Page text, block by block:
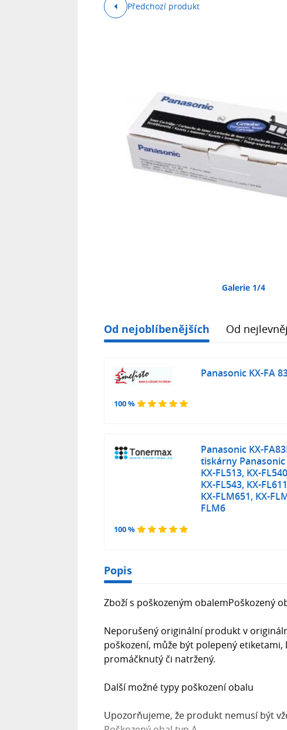
Předchozí produkt
Galerie 1/4
Od nejoblíbenějších Od
100 %
Panasonic KX-FA
100 %
Panasonic KX-
tiskárny Panasonic
KX-FL513, KX-
KX-FL543, KX-
KX-FLM651, KX-
FLM6
Popis
Zboží s poškozeným obalemPoškozený
Neporušený originální produkt v
poškození, může být polepený
promáčknutý či natržený.
Další možné typy poškození obalu
Upozorňujeme, že produkt nemusí být